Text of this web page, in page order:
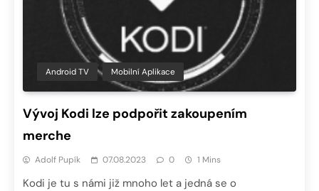
Android TV Mobilní Aplikace
Vývoj Kodi lze podpořit zakoupením
merche
Adolf Pupík 07.08.2023 0 1 Mins
Kodi je tu s námi již mnoho let a jedná se o